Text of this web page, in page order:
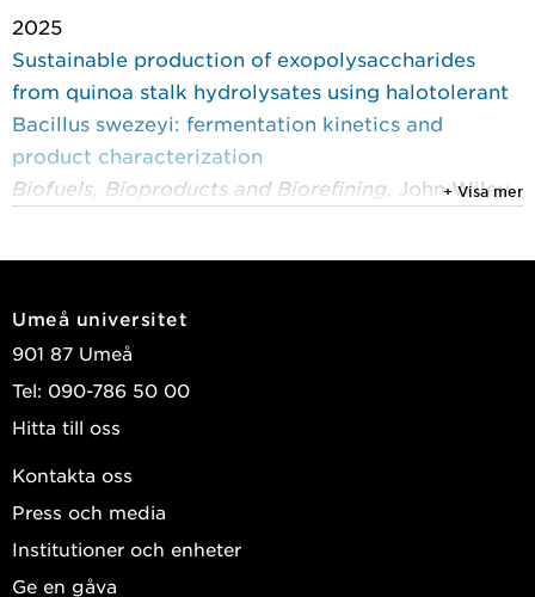
2025
Sustainable production of exopolysaccharides
from quinoa stalk hydrolysates using halotolerant
Bacillus swezeyi: fermentation kinetics and
product characterization
Biofuels, Bioproducts and Biorefining, John Wiley
Production and characterization of poly(3-
hydroxybutyrate) from Halomonas boliviensis LC1
cultivated in hydrolysates of quinoa stalks
Fermentation
2022
+ Visa mer
Umeå universitet
901 87 Umeå
Tel: 090-786 50 00
Hitta till oss
Kontakta oss
Press och media
Institutioner och enheter
Ge en gåva